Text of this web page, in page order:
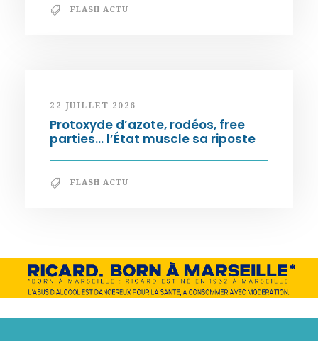
FLASH ACTU
22 JUILLET 2026
Protoxyde d’azote, rodéos, free
parties… l’État muscle sa riposte
FLASH ACTU